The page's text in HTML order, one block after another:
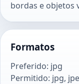
bordas e objetos
Formatos
Preferido: jpg
Permitido: jpg,